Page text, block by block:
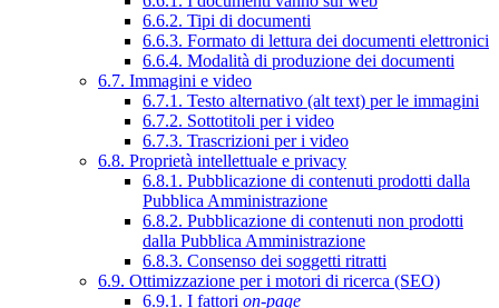
6.6.2. Tipi di documenti
6.6.3. Formato di lettura dei documenti elettronici
6.6.4. Modalità di produzione dei documenti
6.7. Immagini e video
6.7.1. Testo alternativo (alt text) per le immagini
6.7.2. Sottotitoli per i video
6.7.3. Trascrizioni per i video
6.8. Proprietà intellettuale e privacy
6.8.1. Pubblicazione di contenuti prodotti dalla
Pubblica Amministrazione
6.8.2. Pubblicazione di contenuti non prodotti
dalla Pubblica Amministrazione
6.8.3. Consenso dei soggetti ritratti
6.9. Ottimizzazione per i motori di ricerca (SEO)
6.9.1. I fattori on-page